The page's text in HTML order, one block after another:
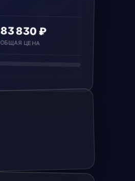
83 830 ₽
ОБЩАЯ ЦЕНА